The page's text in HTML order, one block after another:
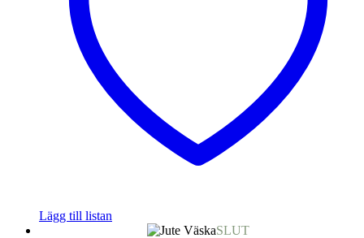
Lägg till listan
SLUT